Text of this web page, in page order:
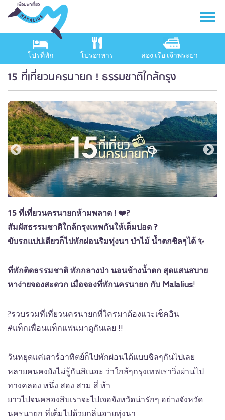
โปรที่พัก โปรอาหาร ล่อง เรือ เจ้าพระยา
15 ที่เที่ยวนครนายก ! ธรรมชาติใกล้กรุง
15 ที่เที่ยวนครนายกห้ามพลาด ! ❤️?
สัมผัสธรรมชาติใกล้กรุงเทพกันให้เต็มปอด ?
ขับรถแปปเดียวก็ไปพักผ่อนริมทุ่งนา ป่าไม้ น้ำตกชิลๆได้ ✨
ที่พักติดธรรมชาติ พักกลางป่า นอนข้างน้ำตก สุดแสนสบาย
หาง่ายจองสะดวก เมื่อจองที่พักนครนายก กับ Malalius!
?รวบรวมที่เที่ยวนครนายกที่ใครมาต้องแวะเช็คอิน
#แท็กเพื่อนแท็กแฟนมาดูกันเลย !!
วันหยุดแค่เสาร์อาทิตย์ก็ไปพักผ่อนได้แบบชิลๆกันไปเลย
หลายคนคงยังไม่รู้กันสิเนอะ ว่าใกล้ๆกรุงเทพเราวิ่งผ่านไป
ทางคลอง หนึ่ง สอง สาม สี่ ห้า
ยาวไปจนคลองสิบเราจะไปเจอจังหวัดน่ารักๆ อย่างจังหวัด
นครนายก ที่เต็มไปด้วยกลิ่นอายทุ่งนา